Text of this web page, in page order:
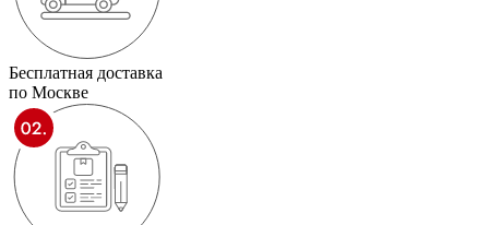
Бесплатная доставка
по Москве